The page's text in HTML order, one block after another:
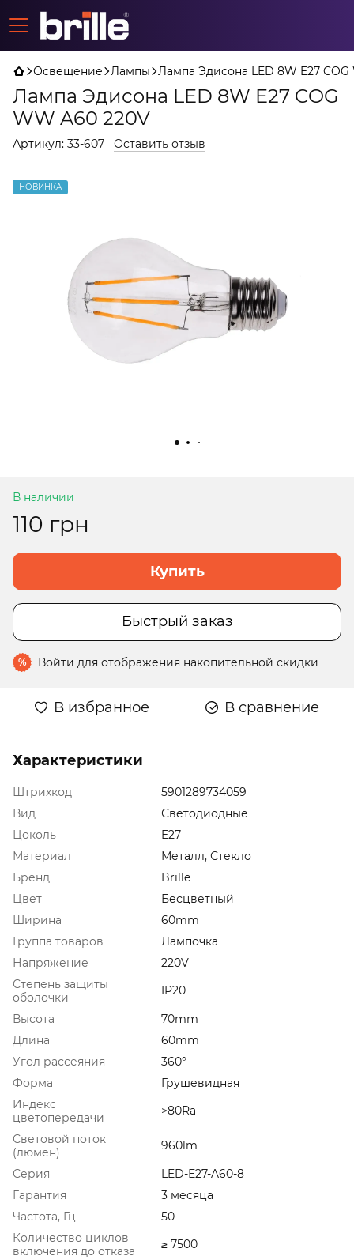
Освещение Лампы Лампа Эдисона LED 8W E27 COG
Лампа Эдисона LED 8W E27 COG
WW A60 220V
Артикул: 33-607 Оставить отзыв
НОВИНКА
В наличии
110 грн
Купить
Быстрый заказ
% Войти для отображения накопительной скидки
В избранное В сравнение
Характеристики
Штрихкод
5901289734059
Вид
Светодиодные
Цоколь
E27
Материал
Металл, Стекло
Бренд
Brille
Цвет
Бесцветный
Ширина
60mm
Группа товаров
Лампочка
Напряжение
220V
Степень защиты
оболочки
IP20
Высота
70mm
Длина
60mm
Угол рассеяния
360°
Форма
Грушевидная
Индекс
цветопередачи
>80Ra
Световой поток
(люмен)
960lm
Серия
LED-E27-A60-8
Гарантия
3 месяца
Частота, Гц
50
Количество циклов
включения до отказа
≥ 7500